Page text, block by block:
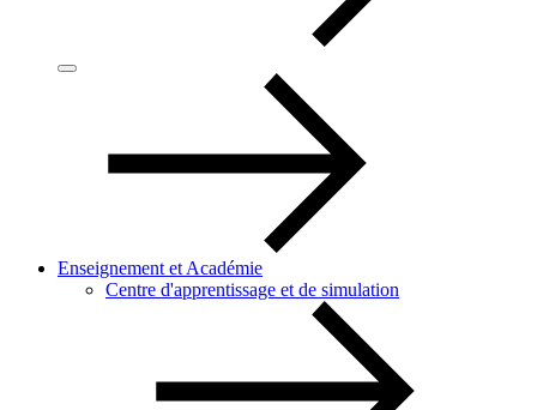
Enseignement et Académie
Centre d'apprentissage et de simulation